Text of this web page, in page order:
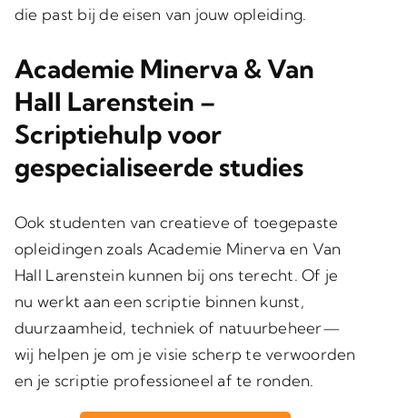
die past bij de eisen van jouw opleiding.
Academie Minerva & Van
Hall Larenstein –
Scriptiehulp voor
gespecialiseerde studies
Ook studenten van creatieve of toegepaste
opleidingen zoals Academie Minerva en Van
Hall Larenstein kunnen bij ons terecht. Of je
nu werkt aan een scriptie binnen kunst,
duurzaamheid, techniek of natuurbeheer—
wij helpen je om je visie scherp te verwoorden
en je scriptie professioneel af te ronden.